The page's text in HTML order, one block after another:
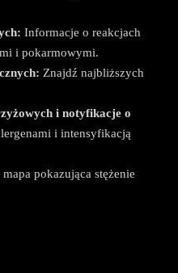
Informacje o reakcjach
i pokarmowymi.
Znajdź najbliższych
i notyfikacje o
i intensyfikacją
pokazująca stężenie